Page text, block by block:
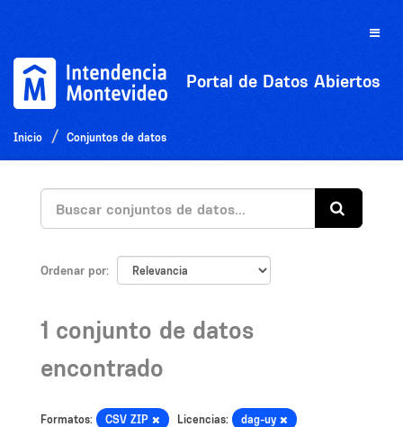
Toggle
Portal de Datos Abiertos
Inicio Conjuntos de datos
Ordenar por
1 conjunto de datos
encontrado
Formatos: CSV ZIP Licencias: dag-uy